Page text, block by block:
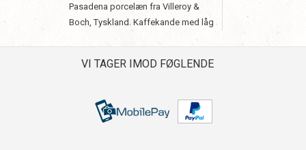
Pasadena porcelæn fra Villeroy &
Boch, Tyskland. Kaffekande med låg
VI TAGER IMOD FØGLENDE